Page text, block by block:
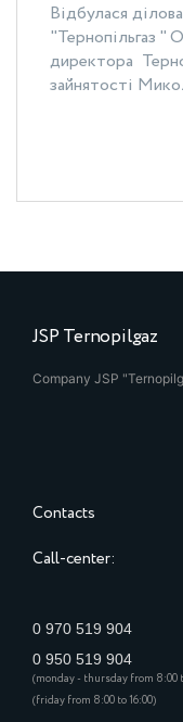
Відбулася
"Тернопільгаз
директора
зайнятості
JSP Ternopilgaz
Company JSP
Contacts
Call-center:
0 970 519 904
0 950 519 904
(monday - thursday from 8:00
(friday from 8:00 to 16:00)